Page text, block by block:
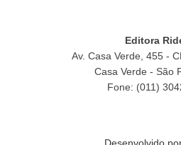
Editora
Av. Casa Verde, 455 -
Casa Verde - São
Fone: (011)